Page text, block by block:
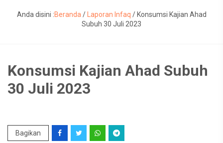
Anda disini :Beranda / Laporan Infaq / Konsumsi Kajian Ahad
Subuh 30 Juli 2023
Konsumsi Kajian Ahad Subuh
30 Juli 2023
Bagikan